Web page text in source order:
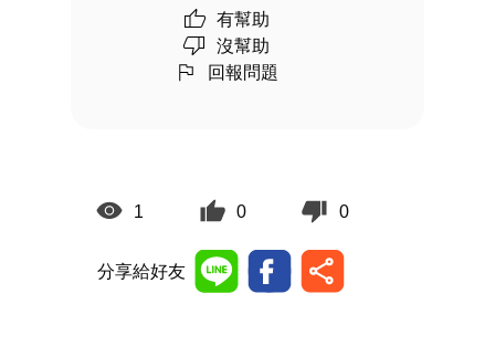
有幫助
沒幫助
回報問題
1 0 0
分享給好友